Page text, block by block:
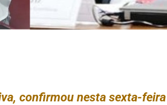
confirmou nesta sexta-